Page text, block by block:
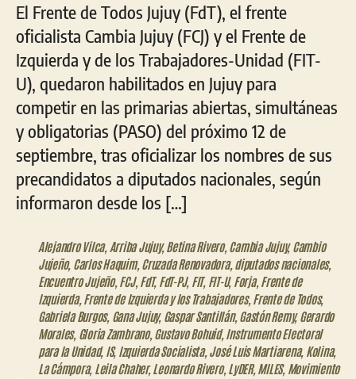
El Frente de Todos Jujuy (FdT), el frente
oficialista Cambia Jujuy (FCJ) y el Frente de
Izquierda y de los Trabajadores-Unidad (FIT-
U), quedaron habilitados en Jujuy para
competir en las primarias abiertas, simultáneas
y obligatorias (PASO) del próximo 12 de
septiembre, tras oficializar los nombres de sus
precandidatos a diputados nacionales, según
informaron desde los […]
Alejandro Vilca, Arriba Jujuy,Betina Rivero, Cambia Jujuy,Cambio
Jujeño, Carlos Haquim, Cruzada Renovadora, diputados nacionales,
Encuentro Jujeño, FCJ, FdT, FdT-PJ, FIT, FIT-U, Forja, Frente de
Izquierda, Frente de Izquierda y los Trabajadores, Frente de Todos,
Gabriela Burgos, Gana Jujuy, Gaspar Santillán, Gastón Remy,Gerardo
Morales, Gloria Zambrano, Gustavo Bohuid, Instrumento Electoral
para la Unidad, IS, Izquierda Socialista, José Luis Martiarena, Kolina,
La Cámpora, Leila Chaher,Leonardo Rivero, LyDER, MILES, Movimiento